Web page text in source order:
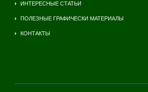
ИНТЕРЕСНЫЕ СТАТЬИ
ПОЛЕЗНЫЕ ГРАФИЧЕСКИ МАТЕРИАЛЫ
КОНТАКТЫ